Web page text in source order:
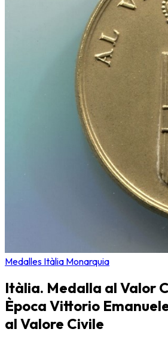
Medalles Itàlia Monarquia
Itàlia. Medalla al Valor
Època Vittorio
al Valore Civile